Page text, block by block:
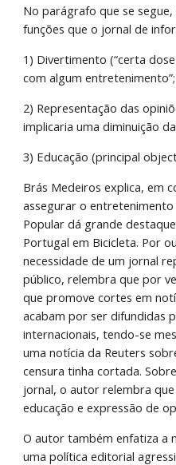
No parágrafo que se
funções que o jornal de
1) Divertimento (“certa
com algum entretenimento”;
2) Representação das
implicaria uma diminuição
3) Educação (principal
Brás Medeiros explica, em
assegurar o
Popular dá grande
Portugal em Bicicleta. Por
necessidade de um jornal
público, relembra que por
que promove cortes em
acabam por ser difundidas
internacionais, tendo-se
uma notícia da Reuters
censura tinha cortada.
jornal, o autor relembra
educação e expressão de
O autor também enfatiza a
uma política editorial